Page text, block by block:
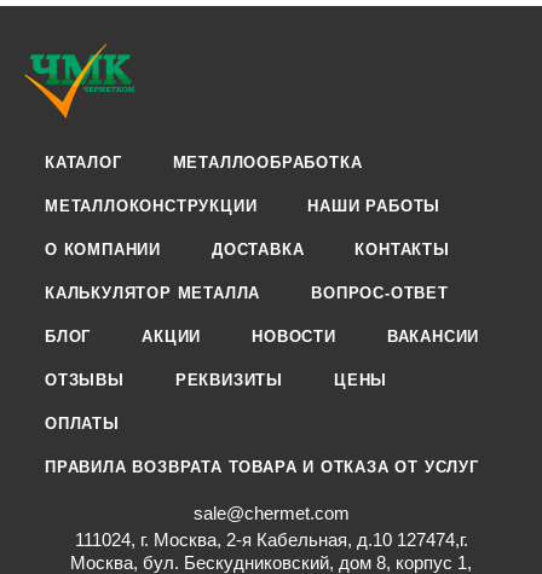
КАТАЛОГ МЕТАЛЛООБРАБОТКА
МЕТАЛЛОКОНСТРУКЦИИ НАШИ РАБОТЫ
О КОМПАНИИ ДОСТАВКА КОНТАКТЫ
КАЛЬКУЛЯТОР МЕТАЛЛА ВОПРОС-ОТВЕТ
БЛОГ АКЦИИ НОВОСТИ ВАКАНСИИ
ОТЗЫВЫ РЕКВИЗИТЫ ЦЕНЫ
ОПЛАТЫ
ПРАВИЛА ВОЗВРАТА ТОВАРА И ОТКАЗА ОТ УСЛУГ
sale@chermet.com
111024, г. Москва, 2-я Кабельная, д.10 127474,г.
Москва, бул. Бескудниковский, дом 8, корпус 1,